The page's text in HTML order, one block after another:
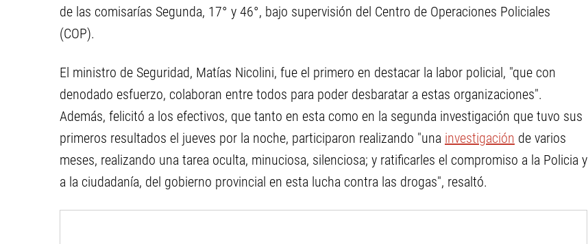
de las comisarías Segunda, 17° y 46°, bajo supervisión del Centro de Operaciones Policiales
(COP).
El ministro de Seguridad, Matías Nicolini, fue el primero en destacar la labor policial, "que con
denodado esfuerzo, colaboran entre todos para poder desbaratar a estas organizaciones".
Además, felicitó a los efectivos, que tanto en esta como en la segunda investigación que tuvo sus
primeros resultados el jueves por la noche, participaron realizando "una investigación de varios
meses, realizando una tarea oculta, minuciosa, silenciosa; y ratificarles el compromiso a la Policia y
a la ciudadanía, del gobierno provincial en esta lucha contra las drogas", resaltó.